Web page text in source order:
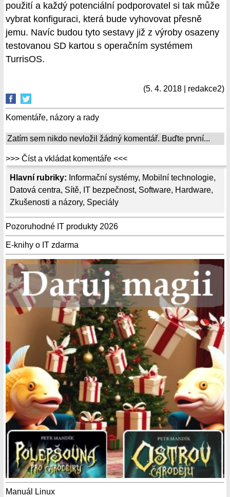
Hlavní rubriky: Informační systémy, Mobilní technologie,
Datová centra, Sítě, IT bezpečnost, Software, Hardware,
Zkušenosti a názory, Speciály
Pozoruhodné IT produkty 2026
E-knihy o IT zdarma
Manuál Linux
použití a každý potenciální podporovatel si tak může
vybrat konfiguraci, která bude vyhovovat přesně
jemu. Navíc budou tyto sestavy již z výroby osazeny
testovanou SD kartou s operačním systémem
TurrisOS.
(5. 4. 2018 | redakce2)
Komentáře, názory a rady
Zatím sem nikdo nevložil žádný komentář. Buďte první...
>>> Číst a vkládat komentáře <<<